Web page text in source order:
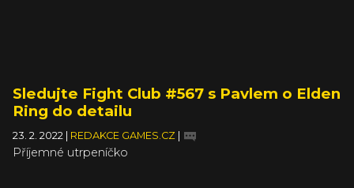
Sledujte Fight Club #567 s Pavlem o Elden
Ring do detailu
23. 2. 2022 REDAKCE GAMES.CZ
Příjemné utrpeníčko